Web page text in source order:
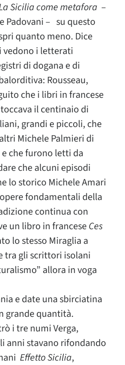
Sicilia come metafora –
Padovani – su questo
quanto meno. Dice
vedono i letterati
di dogana e di
Rousseau,
che i libri in francese
il centinaio di
grandi e piccoli, che
Michele Palmieri di
che furono letti da
che alcuni episodi
lo storico Michele Amari
fondamentali della
continua con
un libro in franceseCes
lo stesso Miraglia a
tra gli scrittori isolani
allora in voga
e date una sbirciatina
grande quantità.
i tre numi Verga,
anni stavano rifondando
Effetto Sicilia,